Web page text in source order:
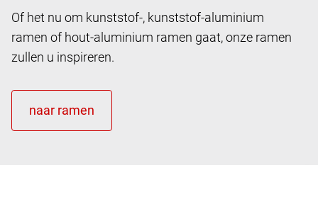
Of het nu om kunststof-, kunststof-aluminium
ramen of hout-aluminium ramen gaat, onze ramen
zullen u inspireren.